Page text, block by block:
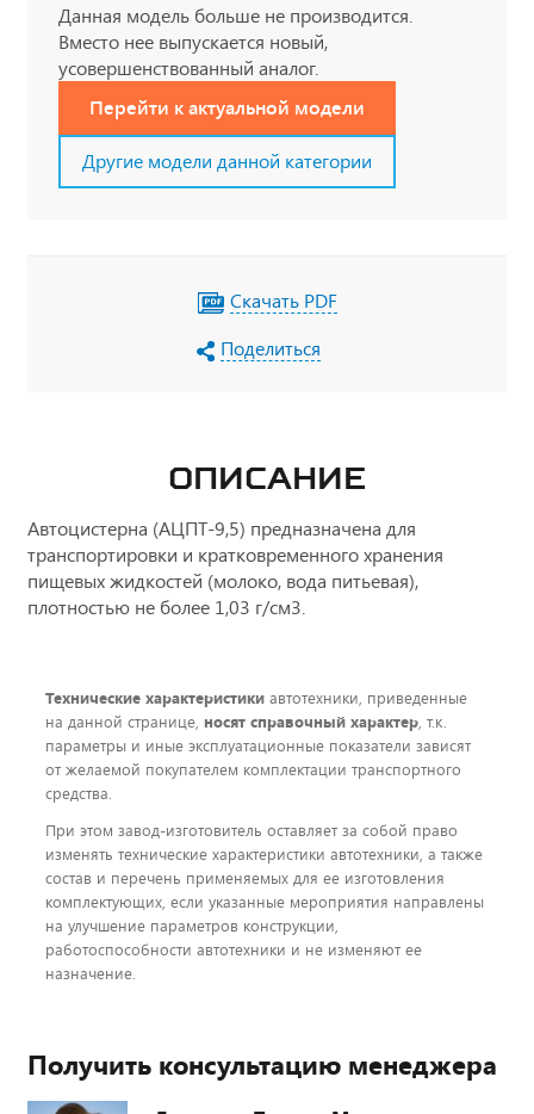
Данная модель больше не производится.
Вместо нее выпускается новый,
усовершенствованный аналог.
Перейти к актуальной модели
Другие модели данной категории
Скачать PDF
Поделиться
ОПИСАНИЕ
Автоцистерна (АЦПТ-9,5) предназначена для
транспортировки и кратковременного хранения
пищевых жидкостей (молоко, вода питьевая),
плотностью не более 1,03 г/см3.
Технические характеристики автотехники, приведенные
на данной странице, носят справочный характер, т.к.
параметры и иные эксплуатационные показатели зависят
от желаемой покупателем комплектации транспортного
средства.
При этом завод-изготовитель оставляет за собой право
изменять технические характеристики автотехники, а также
состав и перечень применяемых для ее изготовления
комплектующих, если указанные мероприятия направлены
на улучшение параметров конструкции,
работоспособности автотехники и не изменяют ее
назначение.
Получить консультацию менеджера